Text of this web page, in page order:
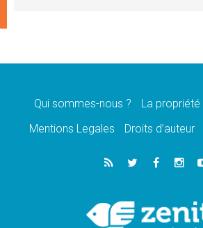
message de paix et de
«La visite du Pape en
l'espérance» affirme Mgr
05.08.2026
Le nonce en Ukraine: «Il
Léon XIV au Pérou, une
un peuple en quête de paix
Qui sommes-nous ? La propriété
Mentions Legales
Droits d’auteur